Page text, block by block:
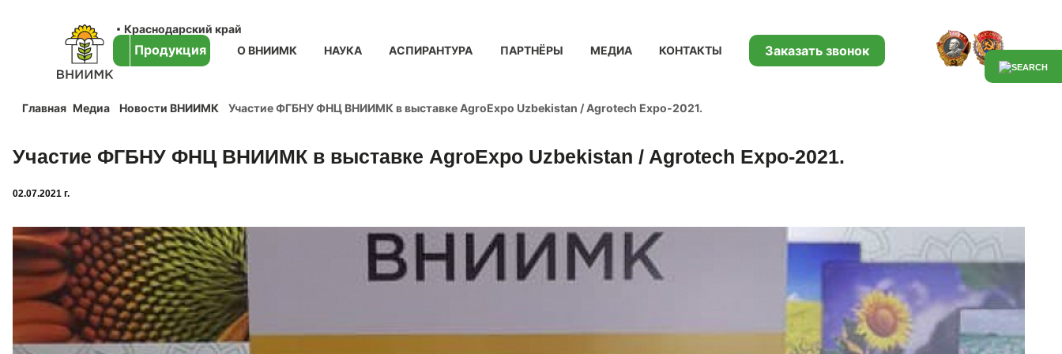
Краснодарский край
Продукция О ВНИИМК НАУКА АСПИРАНТУРА ПАРТНЁРЫ МЕДИА КОНТАКТЫ Заказать звонок
Главная Медиа Новости ВНИИМК Участие ФГБНУ ФНЦ ВНИИМК в выставке AgroExpo Uzbekistan / Agrotech Expo-2021.
Участие ФГБНУ ФНЦ ВНИИМК в выставке AgroExpo Uzbekistan / Agrotech Expo-2021.
02.07.2021 г.